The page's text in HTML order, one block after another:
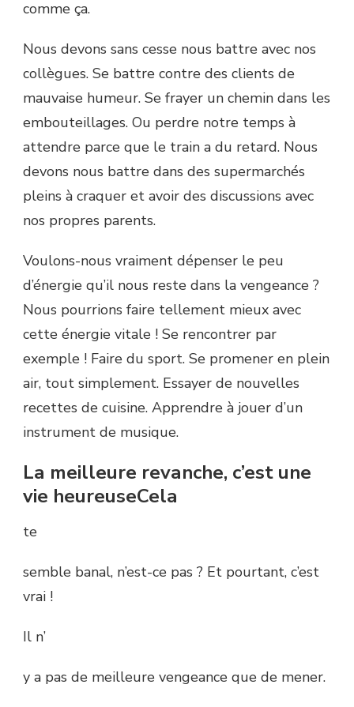
comme ça.
Nous devons sans cesse nous battre avec nos
collègues. Se battre contre des clients de
mauvaise humeur. Se frayer un chemin dans les
embouteillages. Ou perdre notre temps à
attendre parce que le train a du retard. Nous
devons nous battre dans des supermarchés
pleins à craquer et avoir des discussions avec
nos propres parents.
Voulons-nous vraiment dépenser le peu
d’énergie qu’il nous reste dans la vengeance ?
Nous pourrions faire tellement mieux avec
cette énergie vitale ! Se rencontrer par
exemple ! Faire du sport. Se promener en plein
air, tout simplement. Essayer de nouvelles
recettes de cuisine. Apprendre à jouer d’un
instrument de musique.
La meilleure revanche, c’est une
vie heureuseCela
te
semble banal, n’est-ce pas ? Et pourtant, c’est
vrai !
Il n’
y a pas de meilleure vengeance que de mener.